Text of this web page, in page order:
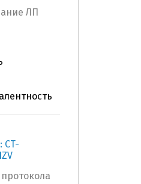
ЛП
CT-